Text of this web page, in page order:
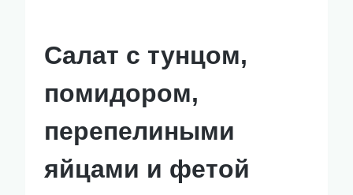
Салат с тунцом,
помидором,
перепелиными
яйцами и фетой